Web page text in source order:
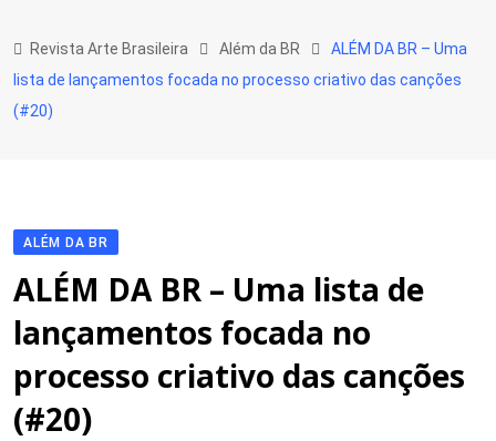
to
content
Revista Arte Brasileira Além da BR
ALÉM DA BR – Uma
lista de lançamentos focada no processo criativo das canções
(#20)
ALÉM DA BR
ALÉM DA BR – Uma lista de
lançamentos focada no
processo criativo das canções
(#20)